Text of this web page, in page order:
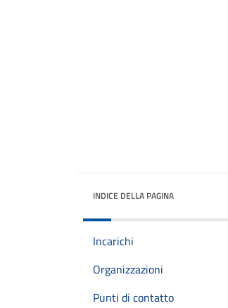
INDICE DELLA PAGINA
Incarichi
Organizzazioni
Punti di contatto